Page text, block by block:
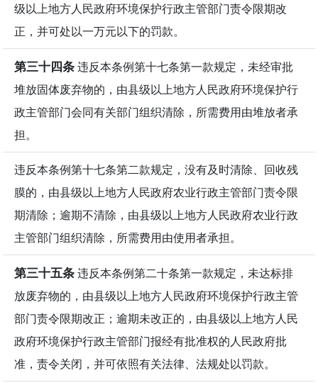
级以上地方人民政府环境保护行政主管部门责令限期改
正，并可处以一万元以下的罚款。
第三十四条违反本条例第十七条第一款规定，未经审批
堆放固体废弃物的，由县级以上地方人民政府环境保护行
政主管部门会同有关部门组织清除，所需费用由堆放者承
担。
违反本条例第十七条第二款规定，没有及时清除、回收残
膜的，由县级以上地方人民政府农业行政主管部门责令限
期清除；逾期不清除，由县级以上地方人民政府农业行政
主管部门组织清除，所需费用由使用者承担。
第三十五条违反本条例第二十条第一款规定，未达标排
放废弃物的，由县级以上地方人民政府环境保护行政主管
部门责令限期改正；逾期未改正的，由县级以上地方人民
政府环境保护行政主管部门报经有批准权的人民政府批
准，责令关闭，并可依照有关法律、法规处以罚款。